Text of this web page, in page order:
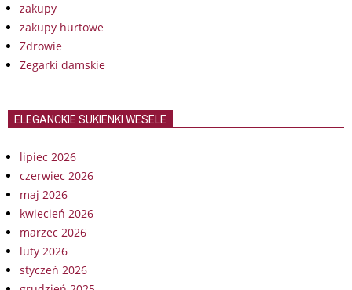
zakupy
zakupy hurtowe
Zdrowie
Zegarki damskie
ELEGANCKIE SUKIENKI WESELE
lipiec 2026
czerwiec 2026
maj 2026
kwiecień 2026
marzec 2026
luty 2026
styczeń 2026